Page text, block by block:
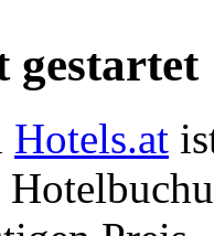
gestartet
Hotels.at